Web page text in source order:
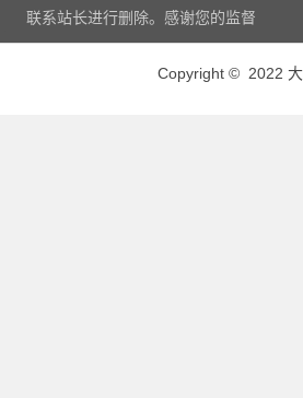
联系站长进行删除。感谢您的监督
Copyright © 2022